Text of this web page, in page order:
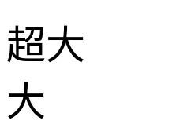
超大
大